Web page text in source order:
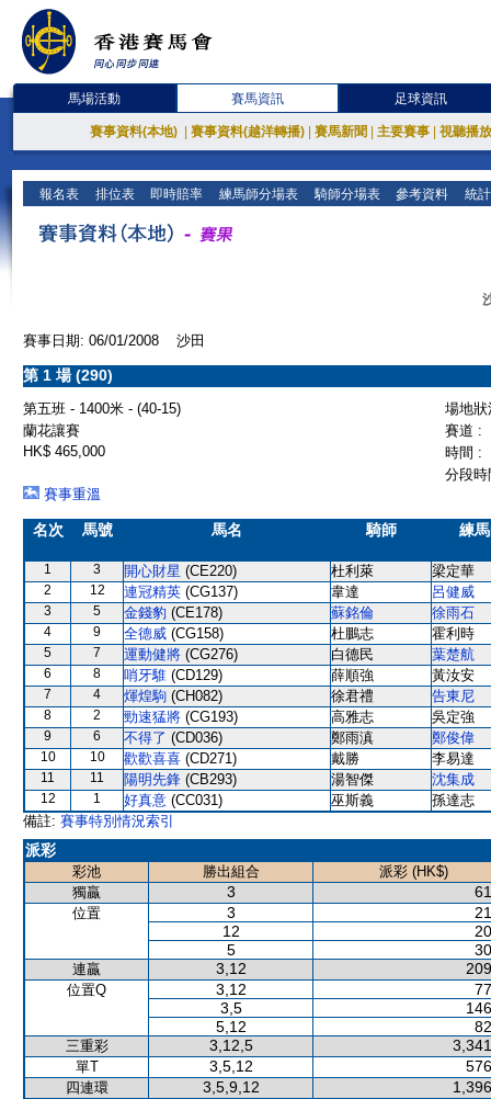
馬場活動 賽馬資訊 足球資訊
賽事資料(本地) 賽事資料(越洋轉播) 賽馬新聞 主要賽事 視聽播
報名表 排位表 即時賠率 練馬師分場表 騎師分場表 參考資料 統
賽事日期: 06/01/2008 沙田
第 1 場 (290)
第五班 - 1400米 - (40-15)
場地
蘭花讓賽
賽道 :
HK$ 465,000
時間 :
分段
賽事重溫
名次 馬號 馬名 騎師 練
1 3 開心財星 (CE220) 杜利萊 梁定華
2 12 連冠精英 (CG137) 韋達 呂健威
3 5 金錢豹 (CE178) 蘇銘倫 徐雨石
4 9 全德威 (CG158) 杜鵬志 霍利時
5 7 運動健將 (CG276) 白德民 葉楚航
6 8 哨牙騅 (CD129) 薛順強 黃汝安
7 4 煇煌駒 (CH082) 徐君禮 告東尼
8 2 勁速猛將 (CG193) 高雅志 吳定強
9 6 不得了 (CD036) 鄭雨滇 鄭俊偉
10 10 歡歡喜喜 (CD271) 戴勝 李易達
11 11 陽明先鋒 (CB293) 湯智傑 沈集成
12 1 好真意 (CC031) 巫斯義
孫達志
備註: 賽事特別情況索引
派彩
彩池 勝出組合
派彩 (HK$)
獨贏
3
位置 3
12
5
連贏 3,12
位置Q 3,12
3,5
5,12
三重彩 3,12,5
單T 3,5,12
四連環 3,5,9,12